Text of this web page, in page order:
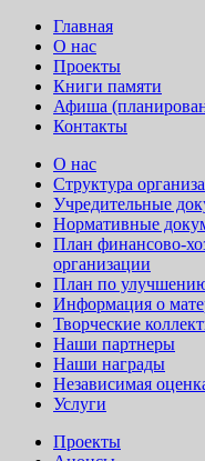
Главная
О нас
Проекты
Книги памяти
Афиша
Контакты
О нас
Структура
Учредительные
Нормативные
План финансово-
организации
План по улучшению
Информация о
Творческие
Наши партнеры
Наши награды
Независимая
Услуги
Проекты